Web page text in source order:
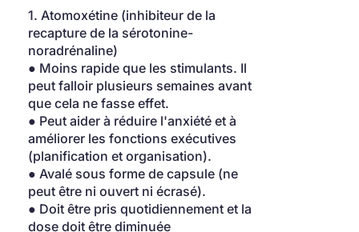
1. Atomoxétine (inhibiteur de la
recapture de la sérotonine-
noradrénaline)
● Moins rapide que les stimulants. Il
peut falloir plusieurs semaines avant
que cela ne fasse effet.
● Peut aider à réduire l'anxiété et à
améliorer les fonctions exécutives
(planification et organisation).
● Avalé sous forme de capsule (ne
peut être ni ouvert ni écrasé).
● Doit être pris quotidiennement et la
dose doit être diminuée